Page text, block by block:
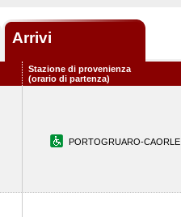
Arrivi
Stazione di provenienza
(orario di partenza)
PORTOGRUARO-CAORLE